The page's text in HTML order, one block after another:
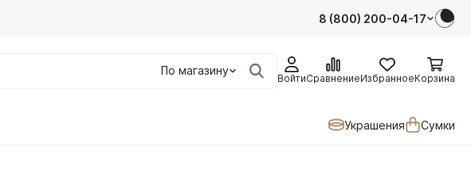
8 (800) 200-04-17
По магазину
ВойтиСравнениеИзбранноеКорзина
Украшения Сумки